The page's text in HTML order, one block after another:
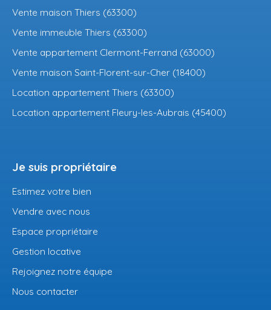
Vente maison Thiers (63300)
Vente immeuble Thiers (63300)
Vente appartement Clermont-Ferrand (63000)
Vente maison Saint-Florent-sur-Cher (18400)
Location appartement Thiers (63300)
Location appartement Fleury-les-Aubrais (45400)
Je suis propriétaire
Estimez votre bien
Vendre avec nous
Espace propriétaire
Gestion locative
Rejoignez notre équipe
Nous contacter